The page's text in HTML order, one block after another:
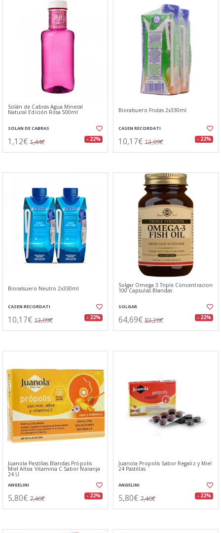
Solán de Cabras Agua Mineral
Natural Edición Rosa 500ml
SOLAN DE CABRAS
1,12€ 1,44€ - 22%
Bioralsuero Frutas 2x330ml
CASEN RECORDATI
10,17€ 13,09€ - 22%
Bioralsuero Neutro 2x330ml
CASEN RECORDATI
10,17€ 13,09€ - 22%
Solgar Omega 3 Triple Concentracion
100 Capsulas Blandas
SOLGAR
64,69€ 83,26€ - 22%
Juanola Pastillas Blandas Própolis
Miel Altea Vitamina C Sabor Naranja
24 U
ANGELINI
5,80€ 7,46€ - 22%
Juanola Propolis Sabor Regaliz y Miel
24 Pastillas
ANGELINI
5,80€ 7,46€ - 22%